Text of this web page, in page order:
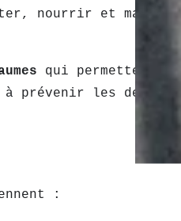
nourrir et
qui permettent
prévenir les
: